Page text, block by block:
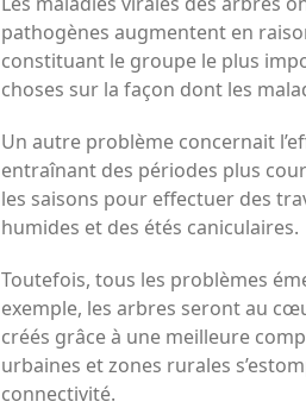
pathogènes augmentent en
constituant le groupe le plus
choses sur la façon dont les
Un autre problème concernait
entraînant des périodes plus
les saisons pour effectuer des
humides et des étés caniculaires.
Toutefois, tous les problèmes
exemple, les arbres seront au
créés grâce à une meilleure
urbaines et zones rurales
connectivité.